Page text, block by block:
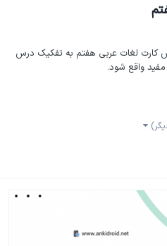
کارت لغات عربی هفتم به تفکیک درس
واقع شود.